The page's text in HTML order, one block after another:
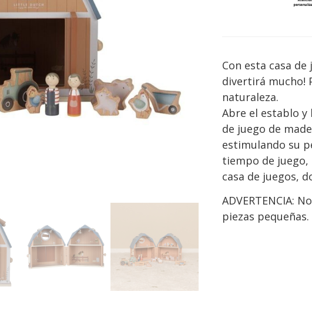
Con esta casa
divertirá mucho!
naturaleza.
Abre el establo y
de juego de
estimulando su
tiempo de
casa de juegos,
ADVERTENCIA:
piezas